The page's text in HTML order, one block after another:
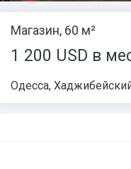
Магазин, 60 м²
1 200 USD в
Одесса,